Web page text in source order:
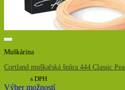
Muškárina
Cortland muškařská šnůra 444 Classic
s DPH
Výber možností